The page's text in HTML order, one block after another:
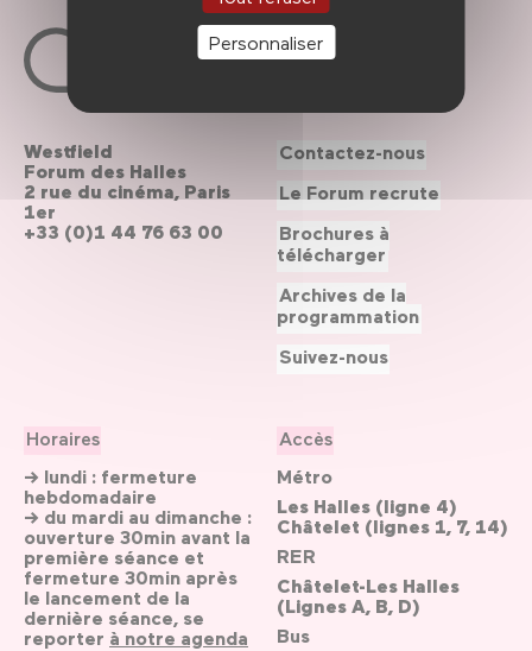
Personnaliser
Westfield
Forum des Halles
2 rue du cinéma, Paris
1er
+33 (0)1 44 76 63 00
Horaires
→ lundi : fermeture
hebdomadaire
→ du mardi au dimanche :
ouverture 30min avant la
première séance et
fermeture 30min après
le lancement de la
dernière séance, se
reporter à notre agenda
Accès
Métro
Les Halles (ligne 4)
Châtelet (lignes 1, 7, 14)
RER
Châtelet-Les Halles
(Lignes A, B, D)
Bus
Contactez-nous
Le Forum recrute
Brochures à
télécharger
Archives de la
programmation
Suivez-nous